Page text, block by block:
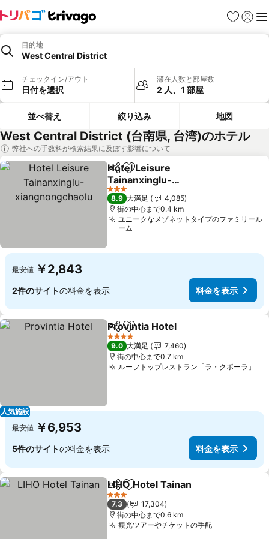
お気に入り
ログイ
メ
目的地
West Central District
チェックイン/アウト
日付を選択
滞在人数と部屋数
2 人、1 部屋
並べ替え 絞り込み 地図
West Central District (台南県, 台湾)のホテル
弊社への手数料が検索結果に及ぼす影響について
シェアお気に入りに追加
Hotel Leisure
Tainanxinglu-
xiangnongchaolu
料金を表示
3 ホテルのランク
8.9 大満足
4,085
街の中心まで0.4 km
ユニークなメゾネットタイプのファミリール
ーム
最安値 ￥2,843
2件のサイトの料金を表示 料金を表示
人気施設
シェアお気に入りに追加
Provintia Hotel
4 ホテルのランク
9.0 大満足
7,460
街の中心まで0.7 km
ルーフトップレストラン「ラ・クポーラ」
最安値 ￥6,953
5件のサイトの料金を表示 料金を表示
シェアお気に入りに追加
LIHO Hotel Tainan
3 ホテルのランク
7.3
17,304
街の中心まで0.6 km
観光ツアーやチケットの手配料金を表示